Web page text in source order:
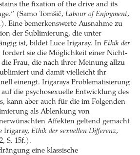
the fixation of the drive and its
(Samo Tomšič, Labour of Enjoyment,
Eine bemerkenswerte Ausnahme zu
der Sublimierung, die unter
ist, bildet Luce Irigaray. In Ethik der
fordert sie die Möglichkeit einer Nicht-
Frau, die nach ihrer Meinung allzu
und damit vielleicht ihr
einengt. Irigarays Problematisierung
die psychosexuelle Entwicklung des
kann aber auch für die im Folgenden
als Ablenkung von
Affekten geltend gemacht
Irigaray, Ethik der sexuellen Differenz,
S. 15f.).
eine klassische